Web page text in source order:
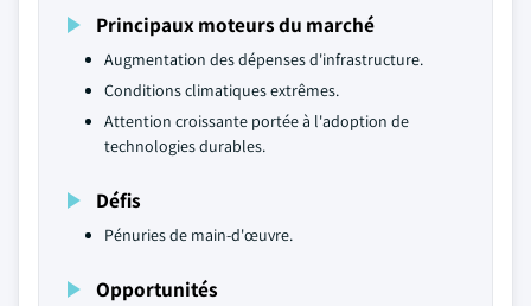
Principaux moteurs du marché
Augmentation des dépenses d'infrastructure.
Conditions climatiques extrêmes.
Attention croissante portée à l'adoption de
technologies durables.
Défis
Pénuries de main-d'œuvre.
Opportunités